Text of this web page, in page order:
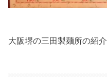
大阪堺の三田製麺所の紹介